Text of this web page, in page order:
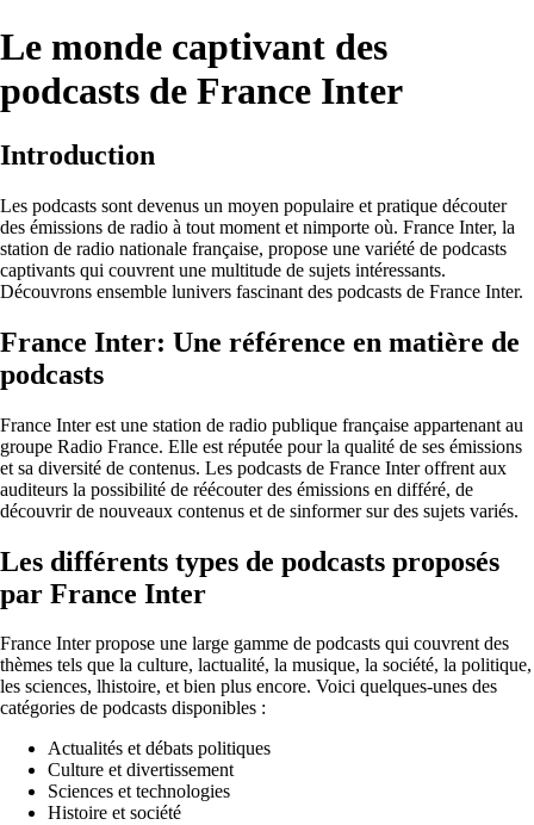
Le monde captivant des
podcasts de France Inter
Introduction
Les podcasts sont devenus un moyen populaire et pratique découter
des émissions de radio à tout moment et nimporte où. France Inter, la
station de radio nationale française, propose une variété de podcasts
captivants qui couvrent une multitude de sujets intéressants.
Découvrons ensemble lunivers fascinant des podcasts de France Inter.
France Inter: Une référence en matière de
podcasts
France Inter est une station de radio publique française appartenant au
groupe Radio France. Elle est réputée pour la qualité de ses émissions
et sa diversité de contenus. Les podcasts de France Inter offrent aux
auditeurs la possibilité de réécouter des émissions en différé, de
découvrir de nouveaux contenus et de sinformer sur des sujets variés.
Les différents types de podcasts proposés
par France Inter
France Inter propose une large gamme de podcasts qui couvrent des
thèmes tels que la culture, lactualité, la musique, la société, la politique,
les sciences, lhistoire, et bien plus encore. Voici quelques-unes des
catégories de podcasts disponibles :
Actualités et débats politiques
Culture et divertissement
Sciences et technologies
Histoire et société